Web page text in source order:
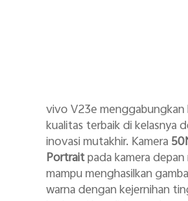
vivo V23e menggabungkan
kualitas terbaik di kelasnya
inovasi mutakhir. Kamera
Portraitpada kamera depan
mampu menghasilkan
warna dengan kejernihan